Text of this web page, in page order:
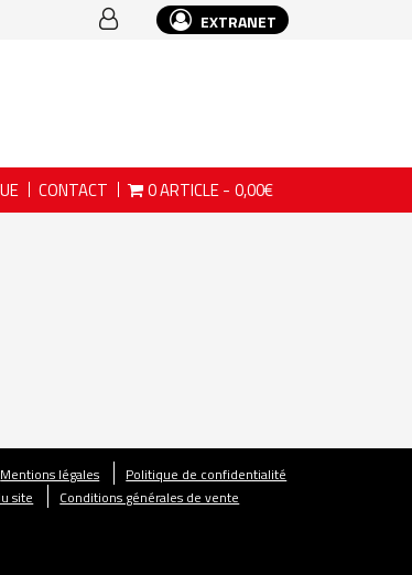
EXTRANET
CONTACT 0 ARTICLE 0,00€
Mentions légales
Politique de confidentialité
site
Conditions générales de vente